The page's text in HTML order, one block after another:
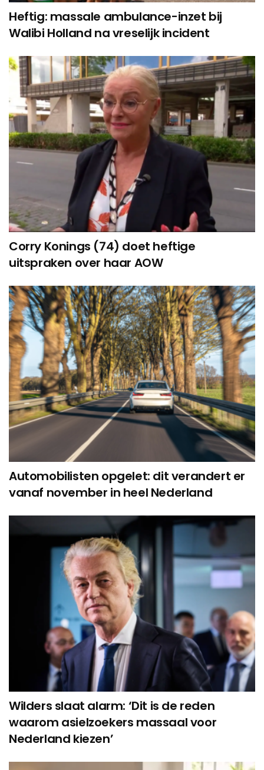
Heftig: massale ambulance-inzet bij
Walibi Holland na vreselijk incident
Corry Konings (74) doet heftige
uitspraken over haar AOW
Automobilisten opgelet: dit verandert er
vanaf november in heel Nederland
Wilders slaat alarm: ‘Dit is de reden
waarom asielzoekers massaal voor
Nederland kiezen’